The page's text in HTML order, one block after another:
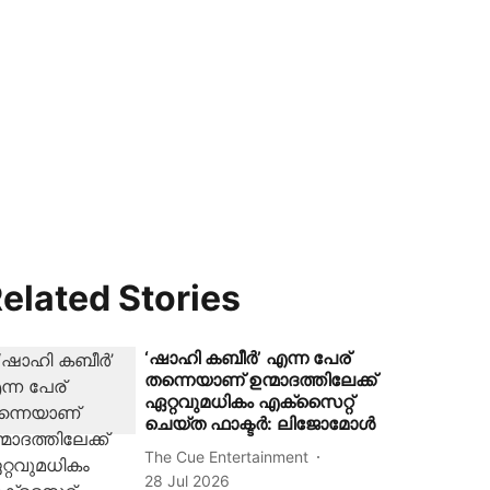
Stories
‘ഷാഹി കബീർ’ എന്ന പേര്
തന്നെയാണ് ഉന്മാദത്തിലേക്ക്
ഏറ്റവുമധികം എക്സൈറ്റ്
ചെയ്ത ഫാക്ടർ: ലിജോമോൾ
The Cue Entertainment
28 Jul 2026